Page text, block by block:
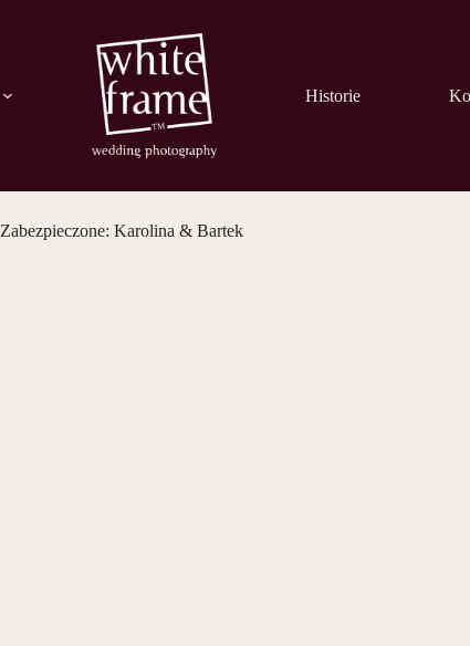
Historie
Zabezpieczone: Karolina & Bartek